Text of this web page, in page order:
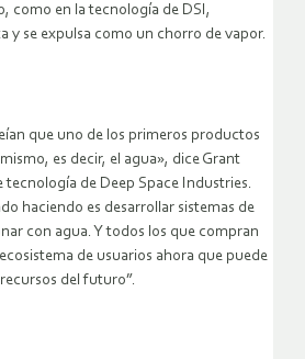
como en la tecnología de DSI,
y se expulsa como un chorro de vapor.
que uno de los primeros productos
es decir, el agua», dice Grant
tecnología de Deep Space Industries.
haciendo es desarrollar sistemas de
con agua. Y todos los que compran
de usuarios ahora que puede
del futuro”.